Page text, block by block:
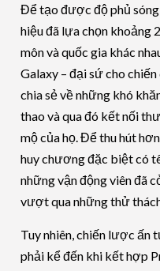
Để tạo được độ phủ
hiệu đã lựa chọn khoảng
môn và quốc gia khác
Galaxy – đại sứ cho
chia sẻ về những khó
thao và qua đó kết nối
mộ của họ. Để thu hút
huy chương đặc biệt có
những vận động viên đã
vượt qua những thử
Tuy nhiên, chiến lược ấn
phải kể đến khi kết hợp